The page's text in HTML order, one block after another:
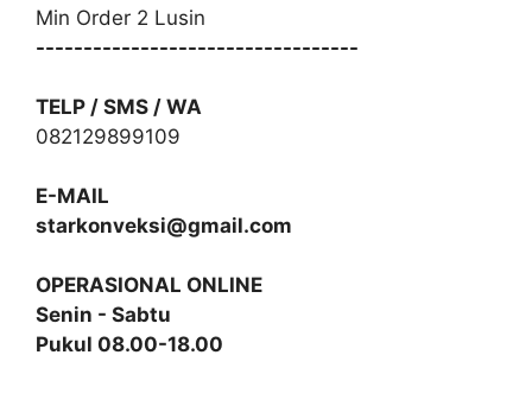
Min Order 2 Lusin
----------------------------------
TELP / SMS / WA
082129899109
E-MAIL
starkonveksi@gmail.com
OPERASIONAL ONLINE
Senin - Sabtu
Pukul 08.00-18.00